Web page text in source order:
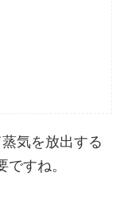
気を放出する
すね。